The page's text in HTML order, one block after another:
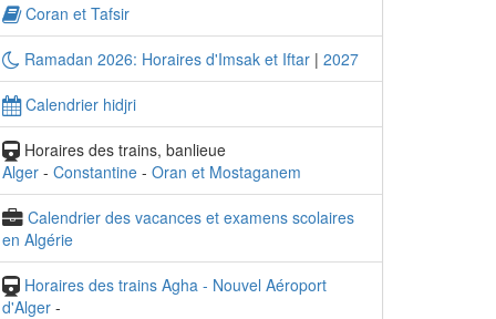
Coran et Tafsir
Ramadan 2026: Horaires d'Imsak et Iftar | 2027
Calendrier hidjri
Horaires des trains, banlieue
Alger - Constantine - Oran et Mostaganem
Calendrier des vacances et examens scolaires
en Algérie
Horaires des trains Agha - Nouvel Aéroport
d'Alger -